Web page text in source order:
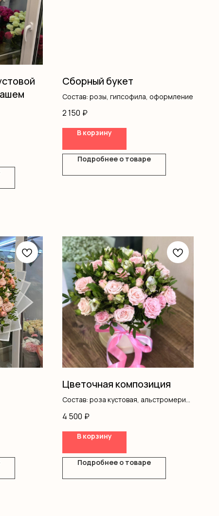
Сборный букет
Состав: розы, гипсофила, оформление
2 150 ₽
В корзину
Подробнее о товаре
Цветочная композиция
Состав: роза кустовая, альстромерия,
4 500 ₽
В корзину
Подробнее о товаре